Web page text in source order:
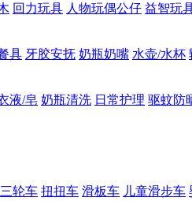
回力玩具 人物玩偶公仔 益智玩
具 牙胶安抚 奶瓶奶嘴 水壶/水杯
液/皂 奶瓶清洗 日常护理 驱蚊防
三轮车 扭扭车 滑板车 儿童滑步车